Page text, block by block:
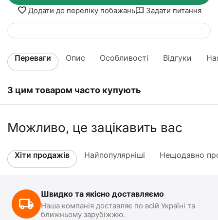
Додати до переліку побажань Задати питання
Переваги Опис Особливості Відгуки
З цим товаром часто купують
Можливо, це зацікавить вас
Хіти продажів Найпопулярніші Нещодавно
Швидко та якісно доставляємо
Наша компанія доставляє по всій Україні та
ближньому зарубіжжю.